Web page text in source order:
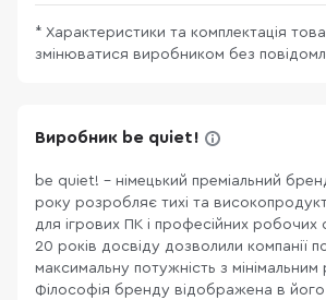
* Характеристики та комплектація
змінюватися виробником без
Виробник be quiet!
be quiet! – німецький преміальний
року розробляє тихі та
для ігрових ПК і професійних робочих
20 років досвіду дозволили компанії
максимальну потужність з
Філософія бренду відображена в його